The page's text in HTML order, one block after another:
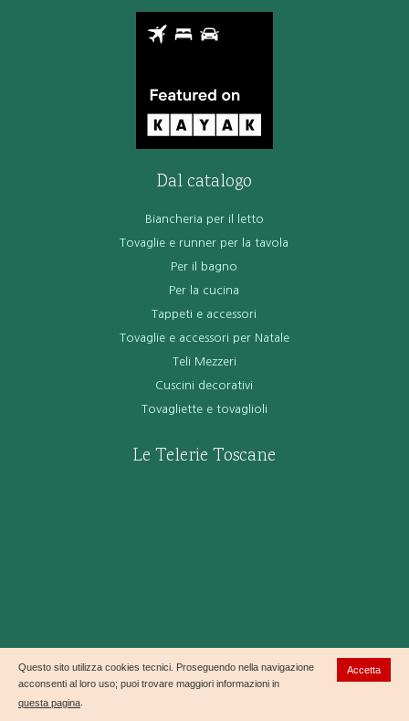
Questo sito utilizza cookies tecnici. Proseguendo nella navigazione
acconsenti al loro uso; puoi trovare maggiori informazioni in
questa pagina.
Accetta
Dal catalogo
Biancheria per il letto
Tovaglie e runner per la tavola
Per il bagno
Per la cucina
Tappeti e accessori
Tovaglie e accessori per Natale
Teli Mezzeri
Cuscini decorativi
Tovagliette e tovaglioli
Le Telerie Toscane